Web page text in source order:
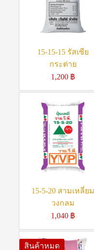
15-15-15 รัสเซีย
กระต่าย
1,200 ฿
15-5-20 สามเหลี่ยม
วงกลม
1,040 ฿
สินค้าหมด